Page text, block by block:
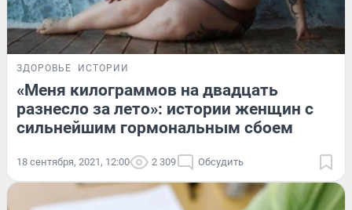
ЗДОРОВЬЕ ИСТОРИИ
«Меня килограммов на двадцать
разнесло за лето»: истории женщин с
сильнейшим гормональным сбоем
18 сентября, 2021, 12:00 2 309 Обсудить